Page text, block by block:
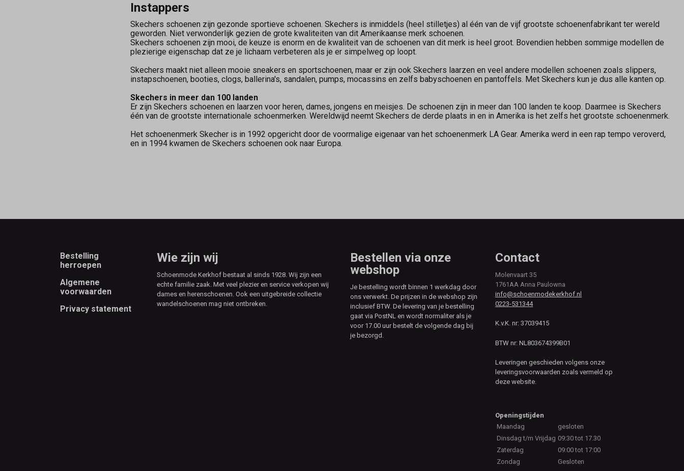
Instappers
Skechers schoenen zijn gezonde sportieve schoenen. Skechers is inmiddels (heel stilletjes) al één van de vijf grootste schoenenfabrikant ter wereld
geworden. Niet verwonderlijk gezien de grote kwaliteiten van dit Amerikaanse merk schoenen.
Skechers schoenen zijn mooi, de keuze is enorm en de kwaliteit van de schoenen van dit merk is heel groot. Bovendien hebben sommige modellen de
plezierige eigenschap dat ze je lichaam verbeteren als je er simpelweg op loopt.
Skechers maakt niet alleen mooie sneakers en sportschoenen, maar er zijn ook Skechers laarzen en veel andere modellen schoenen zoals slippers,
instapschoenen, booties, clogs, ballerina's, sandalen, pumps, mocassins en zelfs babyschoenen en pantoffels. Met Skechers kun je dus alle kanten op.
Skechers in meer dan 100 landen
Er zijn Skechers schoenen en laarzen voor heren, dames, jongens en meisjes. De schoenen zijn in meer dan 100 landen te koop. Daarmee is Skechers
één van de grootste internationale schoenmerken. Wereldwijd neemt Skechers de derde plaats in en in Amerika is het zelfs het grootste schoenenmerk.
Het schoenenmerk Skecher is in 1992 opgericht door de voormalige eigenaar van het schoenenmerk LA Gear. Amerika werd in een rap tempo veroverd,
en in 1994 kwamen de Skechers schoenen ook naar Europa.
Footer
Bestelling
herroepen
Algemene
voorwaarden
Privacy statement
Wie zijn wij
Schoenmode Kerkhof bestaat al sinds 1928. Wij zijn een
echte familie zaak. Met veel plezier en service verkopen wij
dames en herenschoenen. Ook een uitgebreide collectie
wandelschoenen mag niet ontbreken.
Bestellen via onze
webshop
Je bestelling wordt binnen 1 werkdag door
ons verwerkt. De prijzen in de webshop zijn
inclusief BTW. De levering van je bestelling
gaat via PostNL en wordt normaliter als je
voor 17.00 uur bestelt de volgende dag bij
je bezorgd.
Contact
Molenvaart 35
1761AA Anna Paulowna
info@schoenmodekerkhof.nl
0223-531344
K.v.K. nr: 37039415
BTW nr: NL803674399B01
Leveringen geschieden volgens onze
leveringsvoorwaarden zoals vermeld op
deze website.
Openingstijden
Maandag
gesloten
Dinsdag t/m Vrijdag 09:30 tot 17.30
Zaterdag
09:00 tot 17:00
Zondag
Gesloten